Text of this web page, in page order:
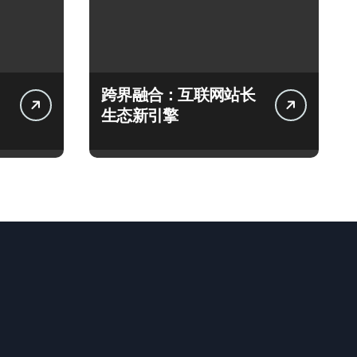
跨界融合：互联网站长
生态新引擎